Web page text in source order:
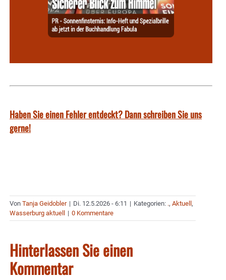
Haben Sie einen Fehler entdeckt? Dann schreiben Sie uns
gerne!
Von Tanja Geidobler | Di. 12.5.2026 - 6:11 | Kategorien: ., Aktuell ,
Wasserburg aktuell
| 0 Kommentare
Hinterlassen Sie einen
Kommentar